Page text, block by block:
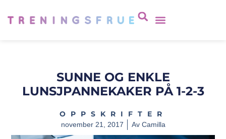
SUNNE OG ENKLE
LUNSJPANNEKAKER PÅ 1-2-3
OPPSKRIFTER
november 21, 2017 AvCamilla